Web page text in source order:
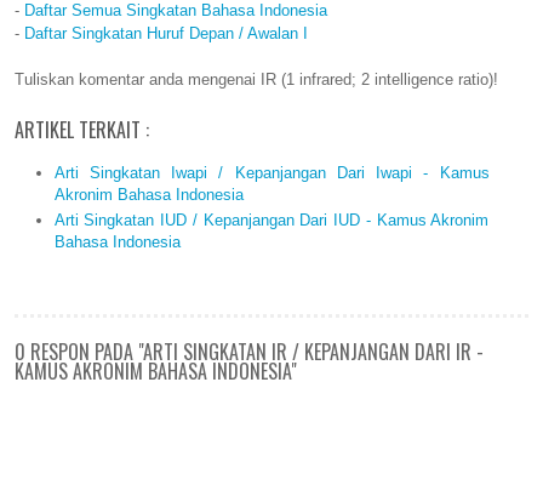
- Daftar Semua Singkatan Bahasa Indonesia
- Daftar Singkatan Huruf Depan / Awalan I
Tuliskan komentar anda mengenai IR (1 infrared; 2 intelligence ratio)!
ARTIKEL TERKAIT :
Arti Singkatan Iwapi / Kepanjangan Dari Iwapi - Kamus
Akronim Bahasa Indonesia
Arti Singkatan IUD / Kepanjangan Dari IUD - Kamus Akronim
Bahasa Indonesia
0 RESPON PADA "ARTI SINGKATAN IR / KEPANJANGAN DARI IR -
KAMUS AKRONIM BAHASA INDONESIA"